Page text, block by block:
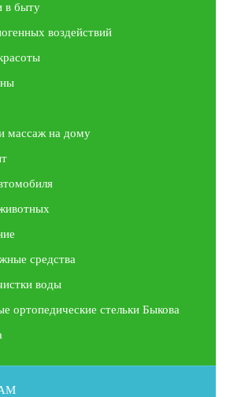
в быту
воздействий
массаж на дому
средства
воды
ортопедические стельки Быкова